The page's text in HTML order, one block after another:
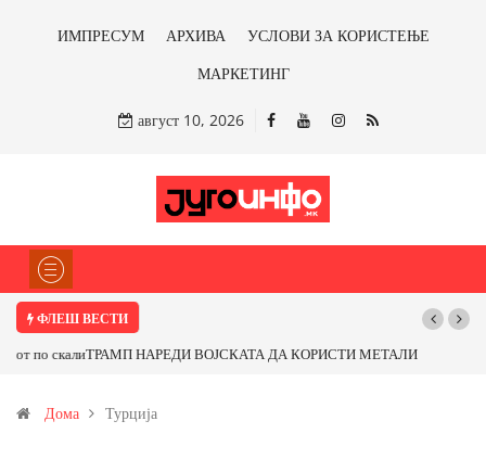
ИМПРЕСУМ АРХИВА
УСЛОВИ ЗА КОРИСТЕЊЕ
МАРКЕТИНГ
август 10, 2026
ФЛЕШ ВЕСТИ
ТРАМП НАРЕДИ ВОЈСКАТА ДА КОРИСТИ МЕТАЛИ САМО ОД САД
Иловица и со антимонот?
Дома Турција